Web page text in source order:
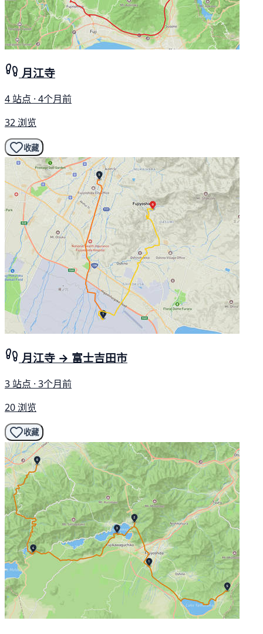
月江寺
4 站点 · 4个月前
32 浏览
收藏
月江寺 → 富士吉田市
3 站点 · 3个月前
20 浏览
收藏